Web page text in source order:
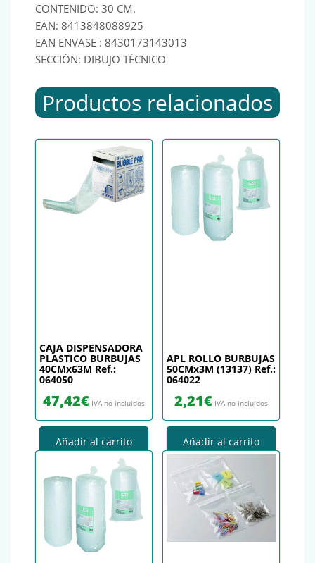
CONTENIDO: 30 CM.
EAN: 8413848088925
EAN ENVASE : 8430173143013
SECCIÓN: DIBUJO TÉCNICO
Productos relacionados
CAJA DISPENSADORA
PLASTICO BURBUJAS
40CMx63M Ref.:
064050
47,42€ IVA no incluidos
Añadir al carrito
APL ROLLO BURBUJAS
50CMx3M (13137) Ref.:
064022
2,21€ IVA no incluidos
Añadir al carrito